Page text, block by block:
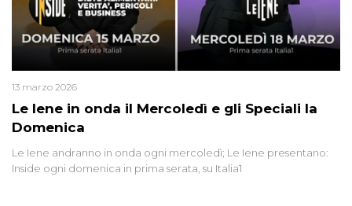
Le Iene in onda il Mercoledì e gli Speciali la
Domenica
13 marzo 2026
Le Iene andranno in onda ogni mercoledì; Le Iene presentano:
Inside ogni domenica in prima serata, su Italia1